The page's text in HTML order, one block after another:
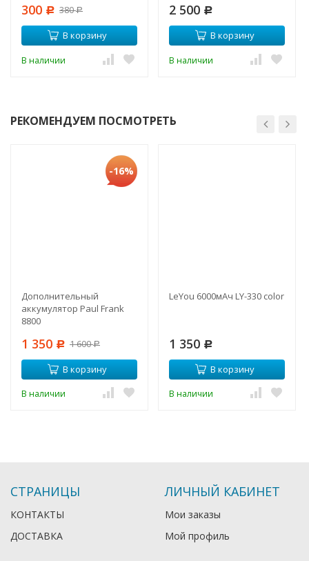
300 Р 380Р
В корзину
В наличии
2 500 Р
В корзину
В наличии
РЕКОМЕНДУЕМ ПОСМОТРЕТЬ
-16%
Дополнительный
аккумулятор Paul Frank
8800
1 350 Р 1 600Р
В корзину
В наличии
LeYou 6000мАч LY-330 color
1 350 Р
В корзину
В наличии
СТРАНИЦЫ
КОНТАКТЫ
ДОСТАВКА
ЛИЧНЫЙ КАБИНЕТ
Мои заказы
Мой профиль